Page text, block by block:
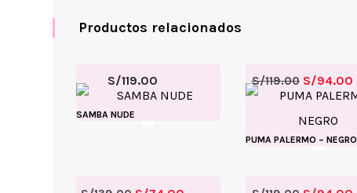
Productos relacionados
SAMBA NUDE
S/119.00
PUMA PALERMO – NEGRO
S/119.00 S/94.00